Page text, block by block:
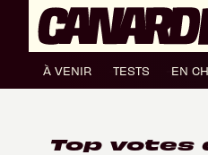
À VENIR TESTS EN
Top votes